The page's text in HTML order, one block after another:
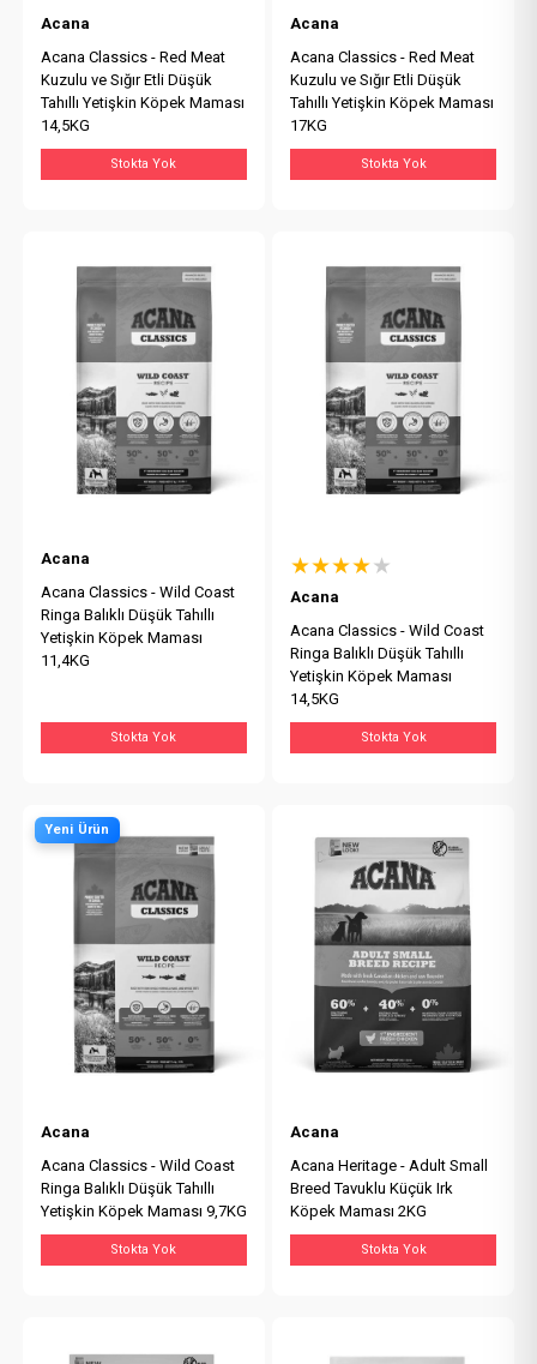
Acana
Acana Classics - Red Meat
Kuzulu ve Sığır Etli Düşük
Tahıllı Yetişkin Köpek Maması
14,5KG
Stokta Yok
Acana
Acana Classics - Red Meat
Kuzulu ve Sığır Etli Düşük
Tahıllı Yetişkin Köpek Maması
17KG
Stokta Yok
Acana
Acana Classics - Wild Coast
Ringa Balıklı Düşük Tahıllı
Yetişkin Köpek Maması
11,4KG
Stokta Yok
★★★★★
Acana
Acana Classics - Wild Coast
Ringa Balıklı Düşük Tahıllı
Yetişkin Köpek Maması
14,5KG
Stokta Yok
Yeni Ürün
Acana
Acana Classics - Wild Coast
Ringa Balıklı Düşük Tahıllı
Yetişkin Köpek Maması 9,7KG
Stokta Yok
Acana
Acana Heritage - Adult Small
Breed Tavuklu Küçük Irk
Köpek Maması 2KG
Stokta Yok